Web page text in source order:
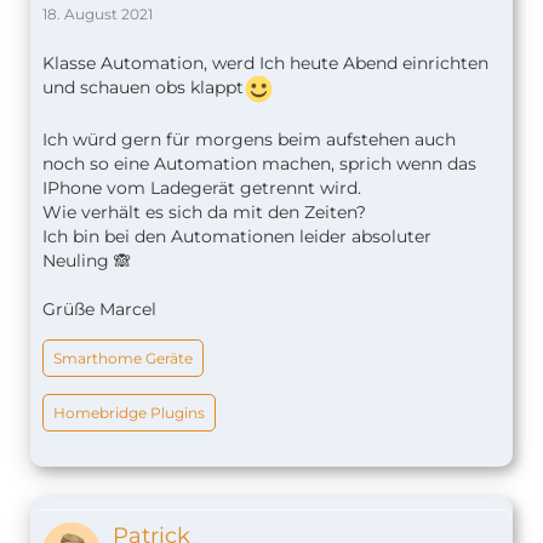
es übrigens keine Rolle, ob das iPhone
aktuelle Uhrzeit zu überprüfen.
Damit wir die Uhrzeit in der “Wenn”-Abfrage
nutzen können, müssen wir das Datum zunächst in
eine Zahl umwandeln. Dazu fügen wir als Aktion
“Zahl” hinzu und wählen das Datum als Variable
Dann wird allerdings das komplette Datum
verwendet. Da wir nur die Uhrzeit nutzen möchten,
gehen wir in der Aktion “Zahl” auf “Datum”, öffnen
unten “Datumsformat”, wählen “Eigene” aus und
tragen “HH” für die Stunden ein.
Mit der Aktion “Wenn” können wir dann prüfen, ob
18. August 2021
Klasse Automation, werd Ich heute Abend einrichten
und schauen obs klappt
Ich würd gern für morgens beim aufstehen auch
noch so eine Automation machen, sprich wenn das
IPhone vom Ladegerät getrennt wird.
Wie verhält es sich da mit den Zeiten?
Ich bin bei den Automationen leider absoluter
Neuling 🙈
Grüße Marcel
Smarthome Geräte
Homebridge Plugins
Patrick_